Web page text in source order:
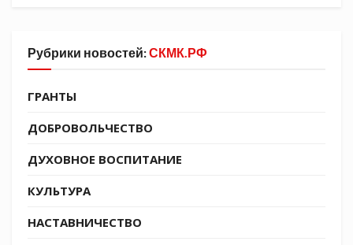
Рубрики новостей:СКМК.РФ
ГРАНТЫ
ДОБРОВОЛЬЧЕСТВО
ДУХОВНОЕ ВОСПИТАНИЕ
КУЛЬТУРА
НАСТАВНИЧЕСТВО